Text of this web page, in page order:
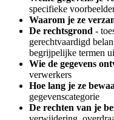
specifieke
Waarom je ze
De rechtsgrond -
gerechtvaardigd
begrijpelijke termen
Wie de gegevens
verwerkers
Hoe lang je ze
gegevenscategorie
De rechten van je